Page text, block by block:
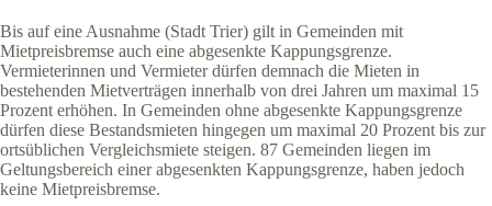
Bis auf eine Ausnahme (Stadt Trier) gilt in Gemeinden mit
Mietpreisbremse auch eine abgesenkte Kappungsgrenze.
Vermieterinnen und Vermieter dürfen demnach die Mieten in
bestehenden Mietverträgen innerhalb von drei Jahren um maximal 15
Prozent erhöhen. In Gemeinden ohne abgesenkte Kappungsgrenze
dürfen diese Bestandsmieten hingegen um maximal 20 Prozent bis zur
ortsüblichen Vergleichsmiete steigen. 87 Gemeinden liegen im
Geltungsbereich einer abgesenkten Kappungsgrenze, haben jedoch
keine Mietpreisbremse.